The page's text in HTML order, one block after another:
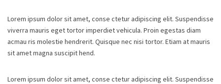
Lorem ipsum dolor sit amet, conse ctetur adipiscing elit. Suspendisse
viverra mauris eget tortor imperdiet vehicula. Proin egestas diam
acmau ris molestie hendrerit. Quisque nec nisi tortor. Etiam at mauris
sit amet magna suscipit hend.
Lorem ipsum dolor sit amet, conse ctetur adipiscing elit. Suspendisse